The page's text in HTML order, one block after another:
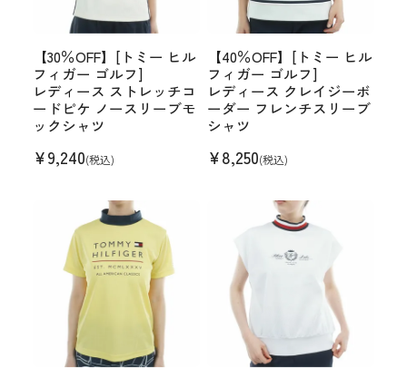
【30％OFF】[トミー ヒル
フィガー ゴルフ]
レディース ストレッチコ
ードピケ ノースリーブモ
ックシャツ
¥9,240(税込)
【40％OFF】[トミー ヒル
フィガー ゴルフ]
レディース クレイジーボ
ーダー フレンチスリーブ
シャツ
¥8,250(税込)